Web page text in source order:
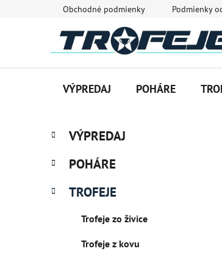
Obchodné podmienky Podmienky
VÝPREDAJ POHÁRE
B
č
ý
Preskočiť
kategórie
K
a
e
ó
VÝPREDAJ
POHÁRE
TROFEJE
Trofeje zo živice
Trofeje z kovu